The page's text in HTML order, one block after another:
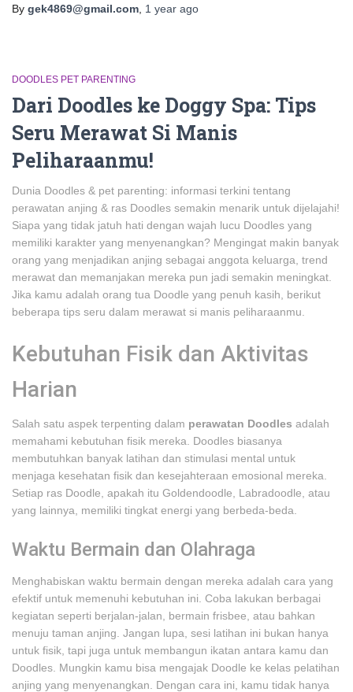
By gek4869@gmail.com 1 year ago
DOODLES PET PARENTING
Dari Doodles ke Doggy Spa: Tips
Seru Merawat Si Manis
Peliharaanmu!
Dunia Doodles & pet parenting: informasi terkini tentang
perawatan anjing & ras Doodles semakin menarik untuk dijelajahi!
Siapa yang tidak jatuh hati dengan wajah lucu Doodles yang
memiliki karakter yang menyenangkan? Mengingat makin banyak
orang yang menjadikan anjing sebagai anggota keluarga, trend
merawat dan memanjakan mereka pun jadi semakin meningkat.
Jika kamu adalah orang tua Doodle yang penuh kasih, berikut
beberapa tips seru dalam merawat si manis peliharaanmu.
Kebutuhan Fisik dan Aktivitas
Harian
Salah satu aspek terpenting dalam perawatan Doodles adalah
memahami kebutuhan fisik mereka. Doodles biasanya
membutuhkan banyak latihan dan stimulasi mental untuk
menjaga kesehatan fisik dan kesejahteraan emosional mereka.
Setiap ras Doodle, apakah itu Goldendoodle, Labradoodle, atau
yang lainnya, memiliki tingkat energi yang berbeda-beda.
Waktu Bermain dan Olahraga
Menghabiskan waktu bermain dengan mereka adalah cara yang
efektif untuk memenuhi kebutuhan ini. Coba lakukan berbagai
kegiatan seperti berjalan-jalan, bermain frisbee, atau bahkan
menuju taman anjing. Jangan lupa, sesi latihan ini bukan hanya
untuk fisik, tapi juga untuk membangun ikatan antara kamu dan
Doodles. Mungkin kamu bisa mengajak Doodle ke kelas pelatihan
anjing yang menyenangkan. Dengan cara ini, kamu tidak hanya